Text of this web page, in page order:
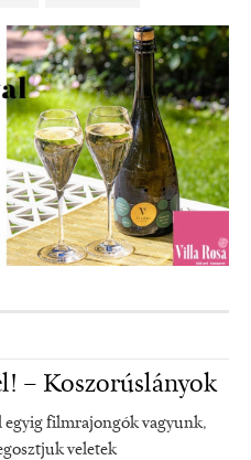
– Koszorúslányok
filmrajongók vagyunk,
veletek